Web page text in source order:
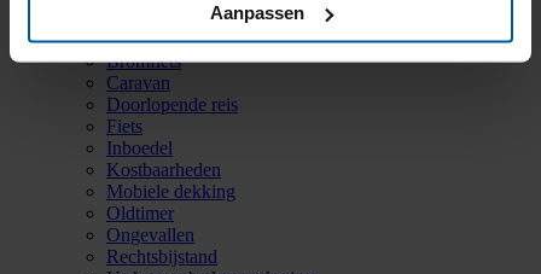
Aanpassen
Aansprakelijkheid
Auto
Bromfiets
Caravan
Doorlopende reis
Fiets
Inboedel
Kostbaarheden
Mobiele dekking
Oldtimer
Ongevallen
Rechtsbijstand